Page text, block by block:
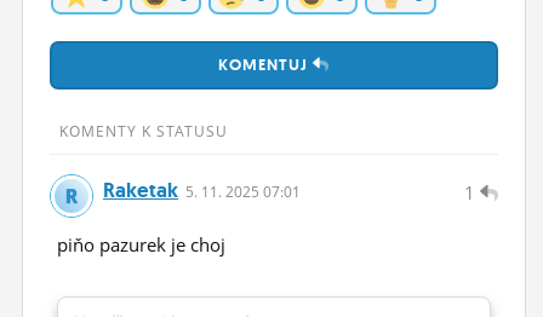
KOMENTUJ
KOMENTY K STATUSU
1
Raketak 5. 11. 2025 07:01
piňo pazurek je choj